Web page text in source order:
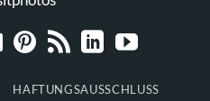
HAFTUNGSAUSSCHLUSS